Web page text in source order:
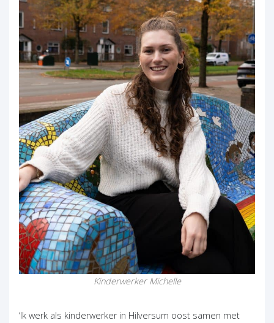
Kinderwerker Michelle
‘Ik werk als kinderwerker in Hilversum oost samen met